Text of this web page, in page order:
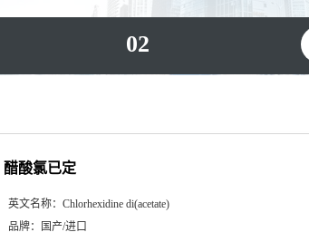
02
醋酸氯已定
英文名称： Chlorhexidine di(acetate)
品牌：
国产/进口